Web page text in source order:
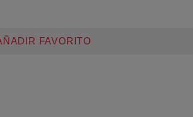
FAVORITO